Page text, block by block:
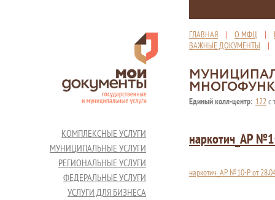
ГЛАВНАЯ | О МФЦ |
ВАЖНЫЕ ДОКУМЕНТЫ
Единый колл-центр: 122с
КОМПЛЕКСНЫЕ УСЛУГИ
МУНИЦИПАЛЬНЫЕ УСЛУГИ
РЕГИОНАЛЬНЫЕ УСЛУГИ
ФЕДЕРАЛЬНЫЕ УСЛУГИ
УСЛУГИ ДЛЯ БИЗНЕСА
наркотич_АР
наркотич_АР №10-Р от